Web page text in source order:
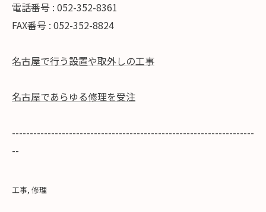
電話番号 : 052-352-8361
FAX番号 : 052-352-8824
名古屋で行う設置や取外しの工事
名古屋であらゆる修理を受注
--------------------------------------------------------------------
--
工事 修理